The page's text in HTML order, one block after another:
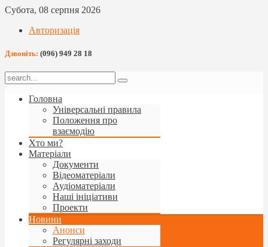
Субота, 08 серпня 2026
Авторизація
Дзвоніть: (096) 949 28 18
Головна
Універсальні правила
Положення про
взаємодію
Хто ми?
Матеріали
Документи
Відеоматеріали
Аудіоматеріали
Наші ініціативи
Проекти
Новини
Анонси
Регулярні заходи